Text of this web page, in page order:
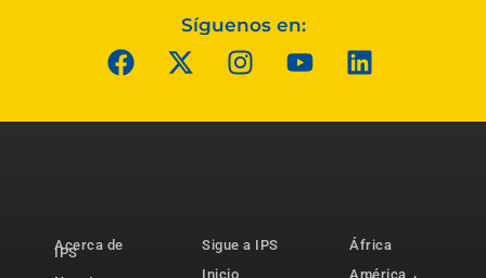
Síguenos en:
Acerca de
IPS
Sigue a IPS
Inicio
África
América